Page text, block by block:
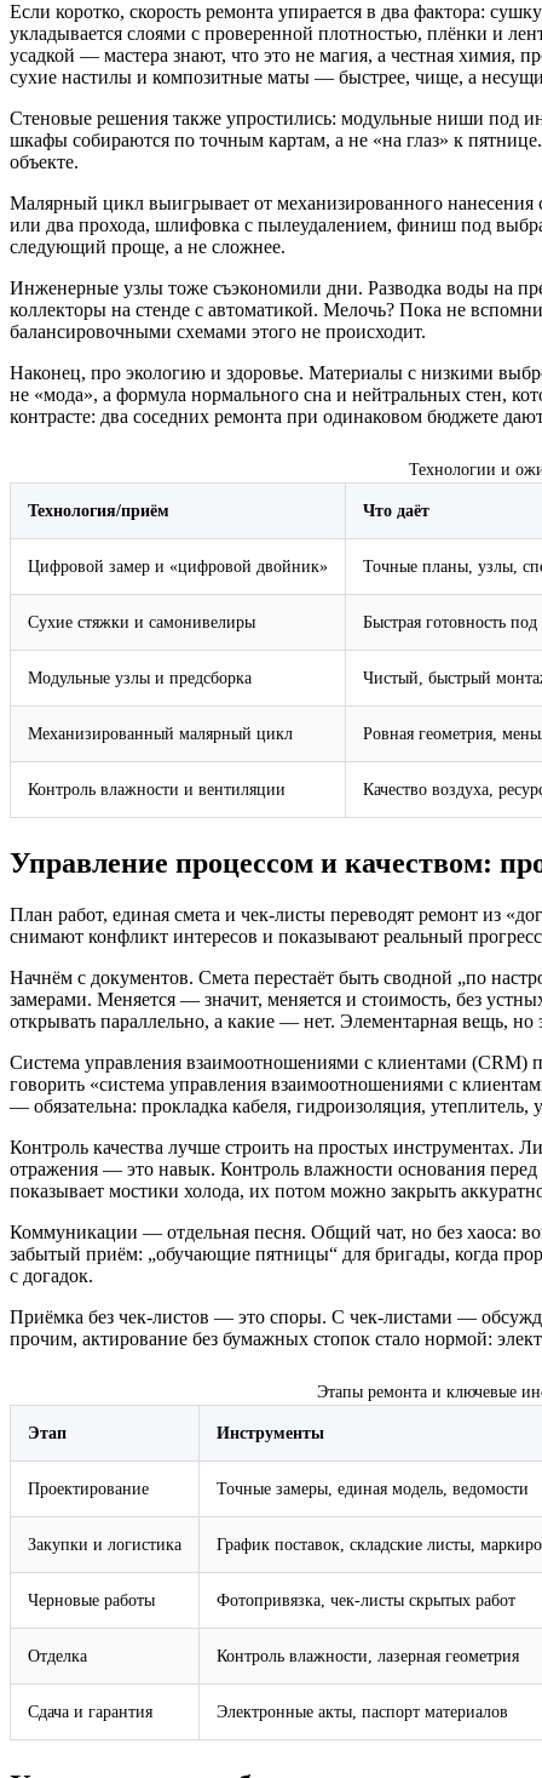
Если коротко, скорость ремонта упирается в два фактора:
укладывается слоями с проверенной плотностью, плёнки и
усадкой — мастера знают, что это не магия, а честная химия,
сухие настилы и композитные маты — быстрее, чище, а
Стеновые решения также упростились: модульные ниши под
шкафы собираются по точным картам, а не «на глаз» к
объекте.
Малярный цикл выигрывает от механизированного
или два прохода, шлифовка с пылеудалением, финиш под
следующий проще, а не сложнее.
Инженерные узлы тоже съэкономили дни. Разводка воды на
коллекторы на стенде с автоматикой. Мелочь? Пока не
балансировочными схемами этого не происходит.
Наконец, про экологию и здоровье. Материалы с низкими
не «мода», а формула нормального сна и нейтральных стен,
контрасте: два соседних ремонта при одинаковом бюджете
Технологии и
Технология/приём Что даёт
Цифровой замер и «цифровой двойник» Точные планы, узлы,
Сухие стяжки и самонивелиры Быстрая готовность
Модульные узлы и предсборка Чистый, быстрый
Механизированный малярный цикл Ровная геометрия,
Контроль влажности и вентиляции Качество воздуха,
Управление процессом и качеством:
План работ, единая смета и чек-листы переводят ремонт из
снимают конфликт интересов и показывают реальный
Начнём с документов. Смета перестаёт быть сводной „по
замерами. Меняется — значит, меняется и стоимость, без
открывать параллельно, а какие — нет. Элементарная вещь, но
Система управления взаимоотношениями с клиентами (CRM)
говорить «система управления взаимоотношениями с
— обязательна: прокладка кабеля, гидроизоляция,
Контроль качества лучше строить на простых инструментах.
отражения — это навык. Контроль влажности основания
показывает мостики холода, их потом можно закрыть
Коммуникации — отдельная песня. Общий чат, но без хаоса:
забытый приём: „обучающие пятницы“ для бригады, когда
с догадок.
Приёмка без чек-листов — это споры. С чек-листами —
прочим, актирование без бумажных стопок стало нормой:
Этапы ремонта и ключевые
Этап Инструменты
Проектирование Точные замеры, единая модель, ведомости
Закупки и логистика График поставок, складские листы,
Черновые работы Фотопривязка, чек-листы скрытых работ
Отделка Контроль влажности, лазерная геометрия
Сдача и гарантия Электронные акты, паспорт материалов